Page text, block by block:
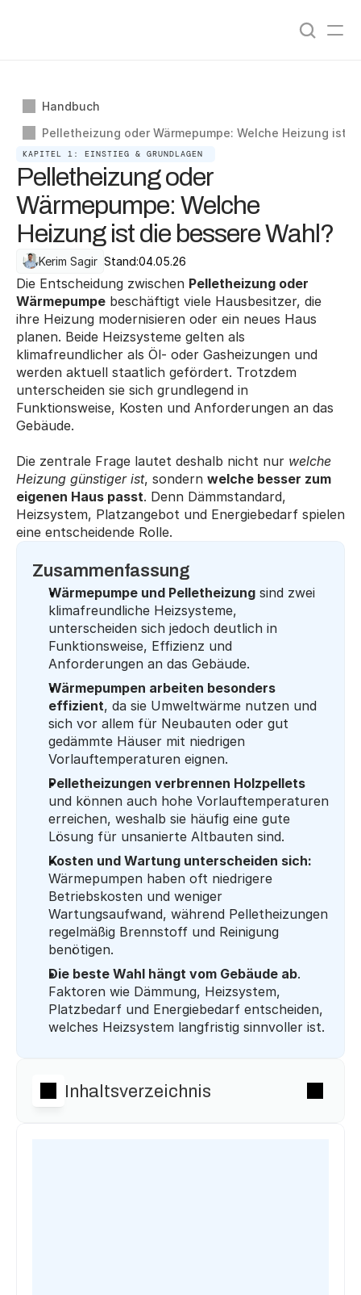
Angebote vergleichen
Handbuch
Pelletheizung oder Wärmepumpe: Welche Heizung ist
KAPITEL 1: EINSTIEG & GRUNDLAGEN
Pelletheizung oder
Wärmepumpe: Welche
Heizung ist die bessere Wahl?
Kerim Sagir Stand:04.05.26
Die Entscheidung zwischen Pelletheizung oder
Wärmepumpe beschäftigt viele Hausbesitzer, die
ihre Heizung modernisieren oder ein neues Haus
planen. Beide Heizsysteme gelten als
klimafreundlicher als Öl- oder Gasheizungen und
werden aktuell staatlich gefördert. Trotzdem
unterscheiden sie sich grundlegend in
Funktionsweise, Kosten und Anforderungen an das
Gebäude.
Die zentrale Frage lautet deshalb nicht nur welche
Heizung günstiger ist, sondern welche besser zum
eigenen Haus passt. Denn Dämmstandard,
Heizsystem, Platzangebot und Energiebedarf spielen
eine entscheidende Rolle.
Zusammenfassung
Wärmepumpe und Pelletheizung sind zwei
klimafreundliche Heizsysteme,
unterscheiden sich jedoch deutlich in
Funktionsweise, Effizienz und
Anforderungen an das Gebäude.
Wärmepumpen arbeiten besonders
effizient, da sie Umweltwärme nutzen und
sich vor allem für Neubauten oder gut
gedämmte Häuser mit niedrigen
Vorlauftemperaturen eignen.
Pelletheizungen verbrennen Holzpellets
und können auch hohe Vorlauftemperaturen
erreichen, weshalb sie häufig eine gute
Lösung für unsanierte Altbauten sind.
Kosten und Wartung unterscheiden sich:
Wärmepumpen haben oft niedrigere
Betriebskosten und weniger
Wartungsaufwand, während Pelletheizungen
regelmäßig Brennstoff und Reinigung
benötigen.
Die beste Wahl hängt vom Gebäude ab.
Faktoren wie Dämmung, Heizsystem,
Platzbedarf und Energiebedarf entscheiden,
welches Heizsystem langfristig sinnvoller ist.
Inhaltsverzeichnis